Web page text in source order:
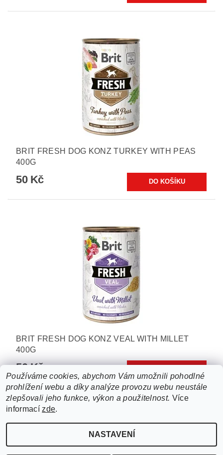
BRIT FRESH DOG KONZ TURKEY WITH PEAS
400G
50 Kč
BRIT FRESH DOG KONZ VEAL WITH MILLET
400G
50 Kč
6položek celkem
2026 ©ZooLife.cz, všechna práva vyhrazenaUpravit nastavení cookies
Používáme cookies, abychom Vám umožnili pohodlné
prohlížení webu a díky analýze provozu webu neustále
zlepšovali jeho funkce, výkon a použitelnost. Více
informacízde.
NASTAVENÍ